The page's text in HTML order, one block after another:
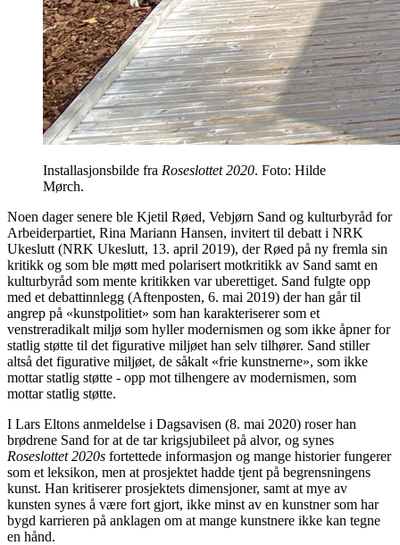
Installasjonsbilde fra Roseslottet 2020. Foto: Hilde
Mørch.
Noen dager senere ble Kjetil Røed, Vebjørn Sand og kulturbyråd for
Arbeiderpartiet, Rina Mariann Hansen, invitert til debatt i NRK
Ukeslutt (NRK Ukeslutt, 13. april 2019), der Røed på ny fremla sin
kritikk og som ble møtt med polarisert motkritikk av Sand samt en
kulturbyråd som mente kritikken var uberettiget. Sand fulgte opp
med et debattinnlegg (Aftenposten, 6. mai 2019) der han går til
angrep på «kunstpolitiet» som han karakteriserer som et
venstreradikalt miljø som hyller modernismen og som ikke åpner for
statlig støtte til det figurative miljøet han selv tilhører. Sand stiller
altså det figurative miljøet, de såkalt «frie kunstnerne», som ikke
mottar statlig støtte - opp mot tilhengere av modernismen, som
mottar statlig støtte.
I Lars Eltons anmeldelse i Dagsavisen (8. mai 2020) roser han
brødrene Sand for at de tar krigsjubileet på alvor, og synes
Roseslottet 2020s fortettede informasjon og mange historier fungerer
som et leksikon, men at prosjektet hadde tjent på begrensningens
kunst. Han kritiserer prosjektets dimensjoner, samt at mye av
kunsten synes å være fort gjort, ikke minst av en kunstner som har
bygd karrieren på anklagen om at mange kunstnere ikke kan tegne
en hånd.